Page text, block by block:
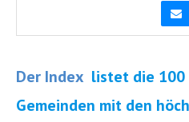
Der Index listet die 100
Gemeinden mit den